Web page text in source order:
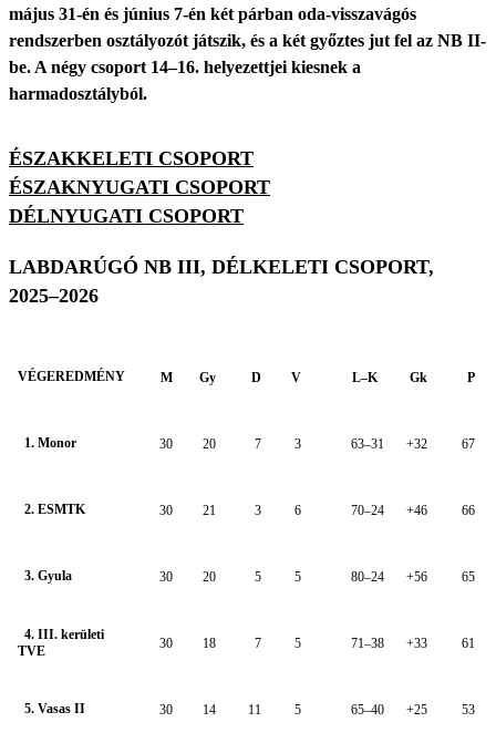
május 31-én és június 7-én két párban oda-visszavágós
rendszerben osztályozót játszik, és a két győztes jut fel az NB II-
be. A négy csoport 14–16. helyezettjei kiesnek a
harmadosztályból.
ÉSZAKKELETI CSOPORT
ÉSZAKNYUGATI CSOPORT
DÉLNYUGATI CSOPORT
LABDARÚGÓ NB III, DÉLKELETI CSOPORT,
2025–2026
VÉGEREDMÉNY M Gy D V L–K Gk P
1. Monor 30 20 7 3 63–31 +32 67
2. ESMTK 30 21 3 6 70–24 +46 66
3. Gyula 30 20 5 5 80–24 +56 65
4. III. kerületi
TVE
30 18 7 5 71–38 +33 61
5. Vasas II 30 14 11 5 65–40 +25 53